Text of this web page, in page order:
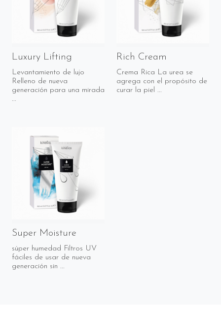
Luxury Lifting
Levantamiento de lujo
Relleno de nueva
generación para una mirada
...
Rich Cream
Crema Rica La urea se
agrega con el propósito de
curar la piel ...
Super Moisture
súper humedad Filtros UV
fáciles de usar de nueva
generación sin ...